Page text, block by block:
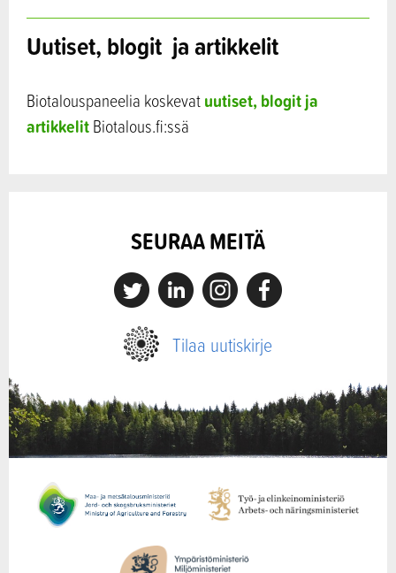
Uutiset, blogit ja artikkelit
Biotalouspaneelia koskevatuutiset, blogit ja
artikkelitBiotalous.fi:ssä
SEURAA MEITÄ
X LinkedinInstagramFacebook
Tilaa uutiskirje